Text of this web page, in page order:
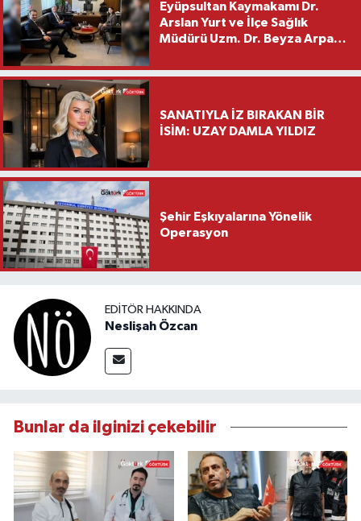
Eyüpsultan Kaymakamı Dr.
Arslan Yurt ve İlçe Sağlık
Müdürü Uzm. Dr. Beyza Arpacı
Ziyareti
SANATIYLA İZ BIRAKAN BİR
İSİM: UZAY DAMLA YILDIZ
Şehir Eşkıyalarına Yönelik
Operasyon
EDITÖR HAKKINDA
Neslişah Özcan
Bunlar da ilginizi çekebilir